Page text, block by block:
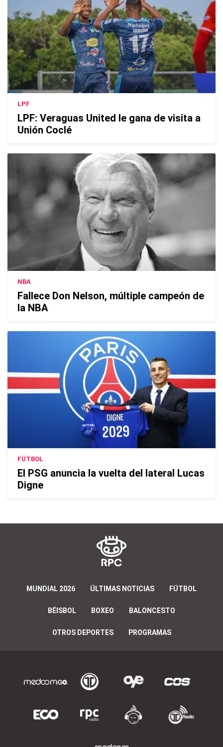
LPF
LPF: Veraguas United le gana de visita a
Unión Coclé
NBA
Fallece Don Nelson, múltiple campeón de
la NBA
FÚTBOL
El PSG anuncia la vuelta del lateral Lucas
Digne
MUNDIAL 2026 ÚLTIMAS NOTICIAS FÚTBOL
BÉISBOL BOXEO BALONCESTO
OTROS DEPORTES PROGRAMAS